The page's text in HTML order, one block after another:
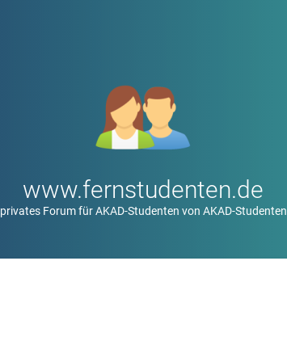
www.fernstudenten.de
privates Forum für AKAD-Studenten von AKAD-Studenten